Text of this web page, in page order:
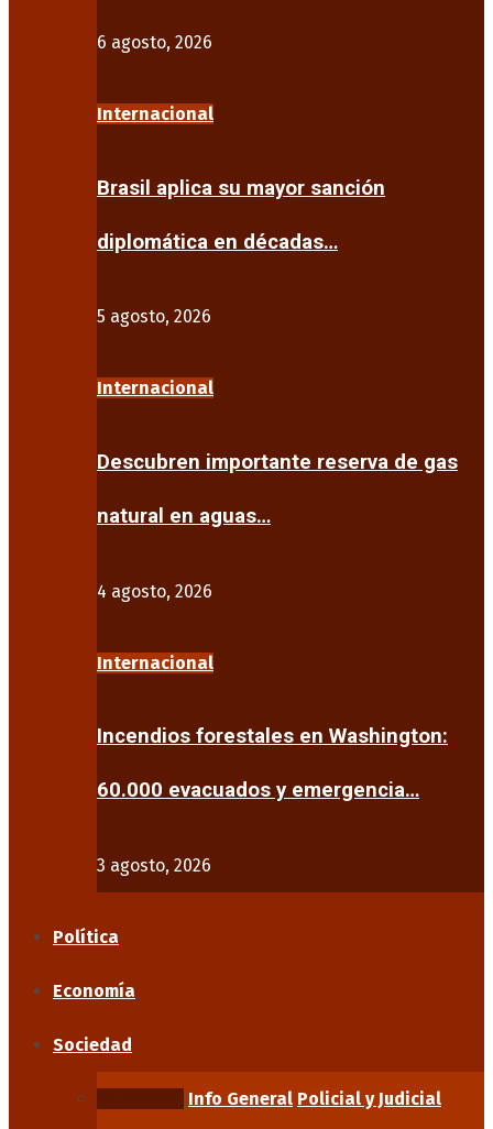
6 agosto, 2026
Internacional
Brasil aplica su mayor sanción
diplomática en décadas…
5 agosto, 2026
Internacional
Descubren importante reserva de gas
natural en aguas…
4 agosto, 2026
Internacional
Incendios forestales en Washington:
60.000 evacuados y emergencia…
3 agosto, 2026
Política
Economía
Sociedad
Info General Policial y Judicial